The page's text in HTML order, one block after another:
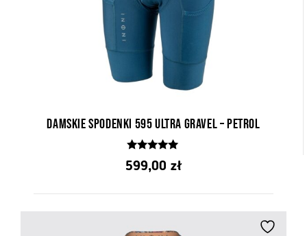
Damskie Spodenki 595 Ultra Gravel – Petrol
5.00
z 5
599,00 zł